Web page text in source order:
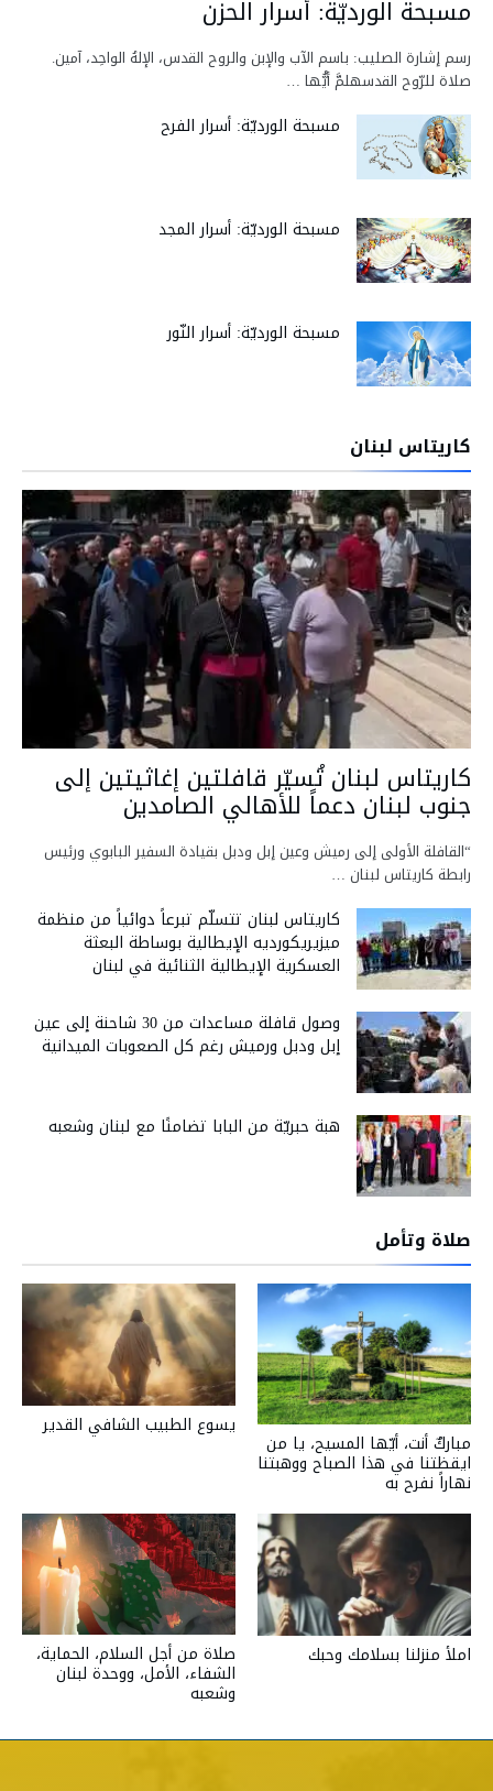
مسبحة الورديّة: أسرار الحزن
رسم إشارة الصليب: باسم الآب والإبن والروح القدس، الإلهُ الواحِد، آمين.
صلاة للرّوح القدسهلمَّ أيُّها …
مسبحة الورديّة: أسرار الفرح
مسبحة الورديّة: أسرار المجد
مسبحة الورديّة: أسرار النّور
كاريتاس لبنان
كاريتاس لبنان تُسيّر قافلتين إغاثيتين إلى
جنوب لبنان دعماً للأهالي الصامدين
“القافلة الأولى إلى رميش وعين إبل ودبل بقيادة السفير البابوي ورئيس
رابطة كاريتاس لبنان …
كاريتاس لبنان تتسلّم تبرعاً دوائياً من منظمة
ميزيريكورديه الإيطالية بوساطة البعثة
العسكرية الإيطالية الثنائية في لبنان
وصول قافلة مساعدات من 30 شاحنة إلى عين
إبل ودبل ورميش رغم كل الصعوبات الميدانية
هبة حبريّة من البابا تضامنًا مع لبنان وشعبه
صلاة وتأمل
يسوع الطبيب الشافي القدير
مباركٌ أنت، أيّها المسيح، يا من
ايقظتنا في هذا الصباح ووهبتنا
نهاراً نفرح به
صلاة من أجل السلام، الحماية،
الشفاء، الأمل، ووحدة لبنان
وشعبه
املأ منزلنا بسلامك وحبك